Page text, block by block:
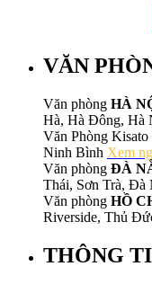
VĂN
Văn phòng HÀ
Hà, Hà Đông, Hà
Văn Phòng Kisato
Ninh Bình Xem
Văn phòng ĐÀ
Thái, Sơn Trà, Đà
Văn phòng HỒ
Riverside, Thủ
THÔNG